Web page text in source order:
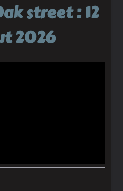
street : 12
2026